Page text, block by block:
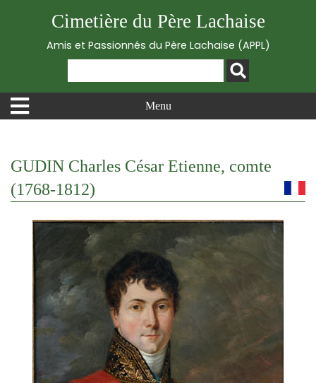
Cimetière du Père Lachaise
Amis et Passionnés du Père Lachaise (APPL)
Menu
GUDIN Charles César Etienne, comte
(1768-1812)